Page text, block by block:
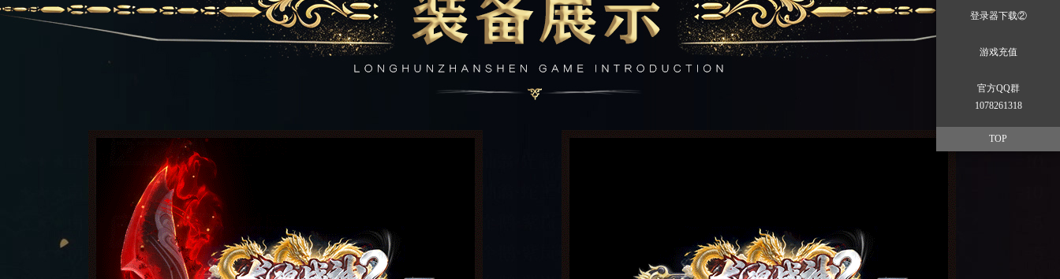
登录器下载②
游戏充值
官方QQ群
1078261318
TOP